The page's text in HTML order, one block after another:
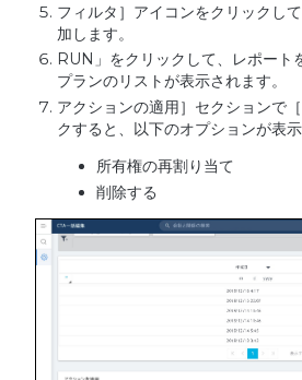
フィルタ］アイコンをクリックし
加します。
RUN」をクリックして、レポート
プランのリストが表示されます。
アクションの適用］セクションで
クすると、以下のオプションが表示
所有権の再割り当て
削除する